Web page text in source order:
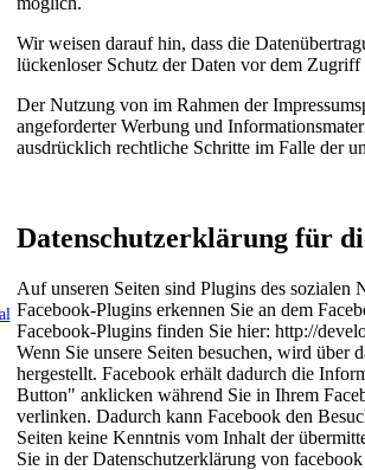
Wir weisen darauf hin, dass die
lückenloser Schutz der Daten vor dem
Der Nutzung von im Rahmen der
angeforderter Werbung und
ausdrücklich rechtliche Schritte im Falle der
Datenschutzerklärung für
Auf unseren Seiten sind Plugins des
Facebook-Plugins erkennen Sie an dem
Facebook-Plugins finden Sie hier: http://
Wenn Sie unsere Seiten besuchen, wird
hergestellt. Facebook erhält dadurch die
Button" anklicken während Sie in Ihrem
verlinken. Dadurch kann Facebook den
Seiten keine Kenntnis vom Inhalt der
Sie in der Datenschutzerklärung von